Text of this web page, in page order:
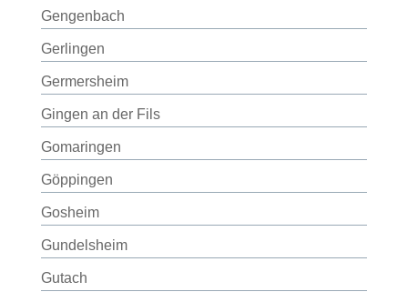
Gengenbach
Gerlingen
Germersheim
Gingen an der Fils
Gomaringen
Göppingen
Gosheim
Gundelsheim
Gutach